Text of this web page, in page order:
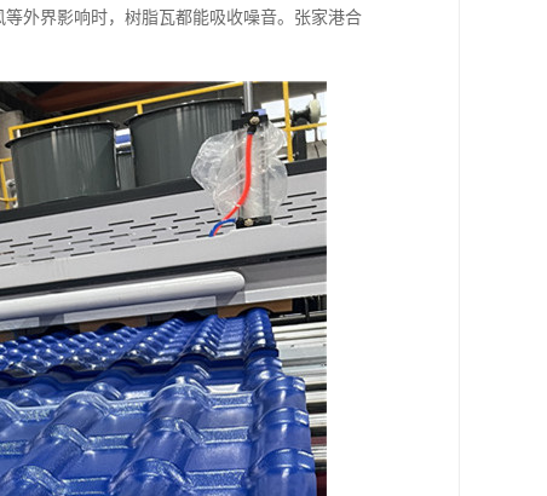
外界影响时，树脂瓦都能吸收噪音。张家港合